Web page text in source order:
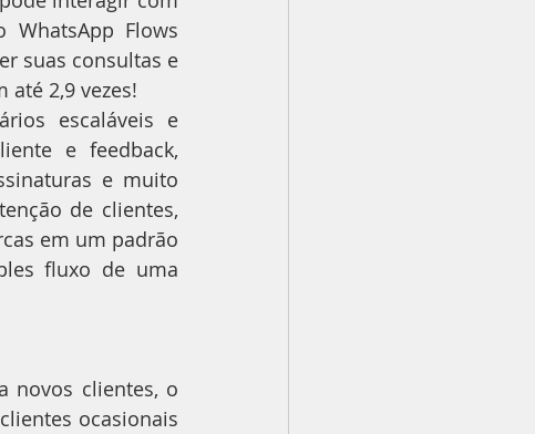
WhatsApp Flows
suas consultas e
2,9 vezes!
escaláveis e
e feedback,
e muito
de clientes,
em um padrão
fluxo de uma
novos clientes, o
ocasionais